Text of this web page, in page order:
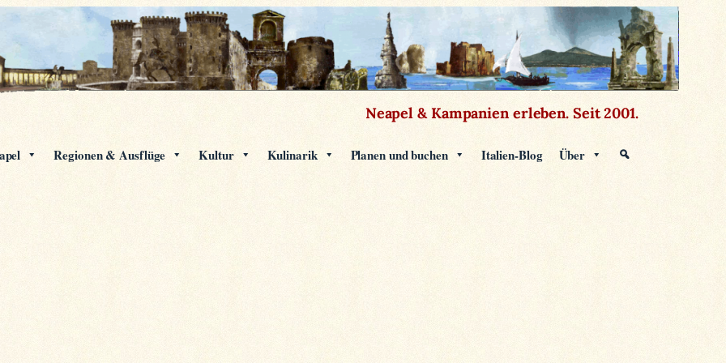
Neapel & Kampanien erleben. Seit 2001.
Regionen & Ausflüge Kultur Kulinarik Planen und buchen Italien-Blog Über